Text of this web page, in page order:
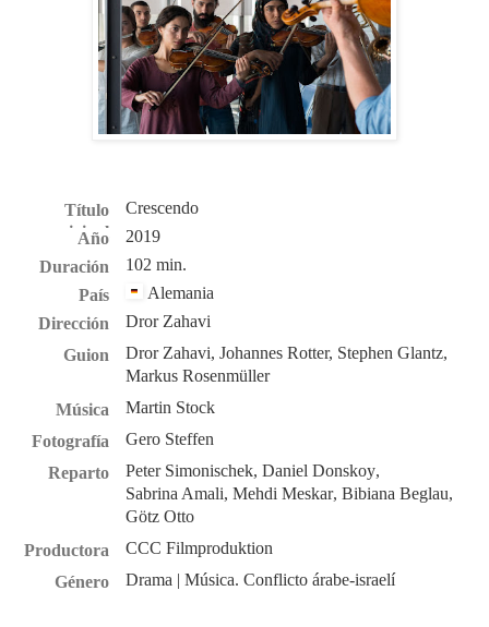
Título
original
Crescendo
Año
2019
Duración
102 min.
País
Alemania
Dirección
Dror Zahavi
Guion
Dror Zahavi, Johannes Rotter, Stephen Glantz,
Markus Rosenmüller
Música
Martin Stock
Fotografía
Gero Steffen
Reparto
Peter Simonischek, Daniel Donskoy,
Sabrina Amali, Mehdi Meskar, Bibiana Beglau,
Götz Otto
Productora
CCC Filmproduktion
Género
Drama | Música. Conflicto árabe-israelí